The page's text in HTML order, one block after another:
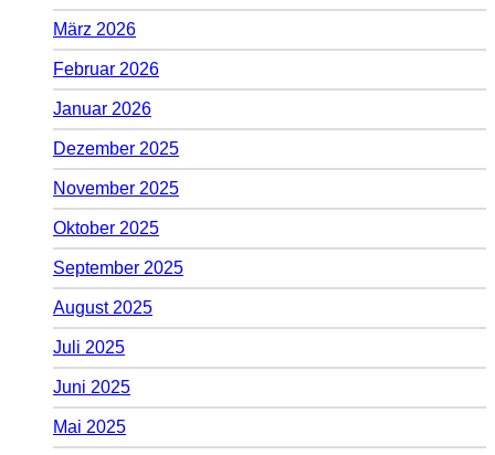
März 2026
Februar 2026
Januar 2026
Dezember 2025
November 2025
Oktober 2025
September 2025
August 2025
Juli 2025
Juni 2025
Mai 2025